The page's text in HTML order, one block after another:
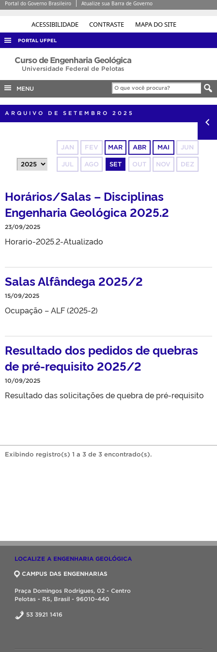
ACESSIBILIDADE CONTRASTE MAPA DO SITE
Portal do Governo Brasileiro Atualize sua Barra de Governo
PORTAL UFPEL
ACESSO À INFORMAÇÃO
COBALTO
CONCURSOS
EDITAIS
INTERNACIONAL
PORTARIAS
Curso de Engenharia Geológica
Universidade Federal de Pelotas
MENU
ARQUIVO DE SETEMBRO 2025
JAN FEV MAR ABR MAI JUN
JUL AGO SET OUT NOV DEZ
Horários/Salas – Disciplinas
Engenharia Geológica 2025.2
23/09/2025
Horario-2025.2-Atualizado
Salas Alfândega 2025/2
15/09/2025
Ocupação – ALF (2025-2)
Resultado dos pedidos de quebras
de pré-requisito 2025/2
10/09/2025
Resultado das solicitações de quebra de pré-requisito
Exibindo registro(s) 1 a 3 de 3 encontrado(s).
LOCALIZE A ENGENHARIA GEOLÓGICA
CAMPUS DAS ENGENHARIAS
Praça Domingos Rodrigues, 02 - Centro
Pelotas - RS, Brasil - 96010-440
53 3921 1416